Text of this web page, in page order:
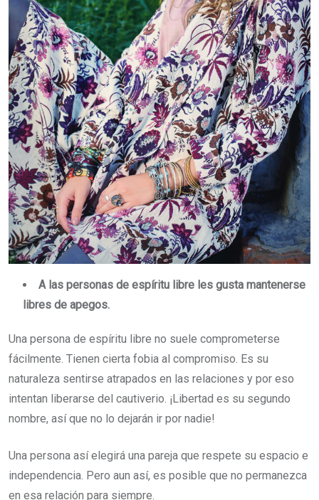
A las personas de espíritu libre les gusta mantenerse
libres de apegos.
Una persona de espíritu libre no suele comprometerse
fácilmente. Tienen cierta fobia al compromiso. Es su
naturaleza sentirse atrapados en las relaciones y por eso
intentan liberarse del cautiverio. ¡Libertad es su segundo
nombre, así que no lo dejarán ir por nadie!
Una persona así elegirá una pareja que respete su espacio e
independencia. Pero aun así, es posible que no permanezca
en esa relación para siempre.